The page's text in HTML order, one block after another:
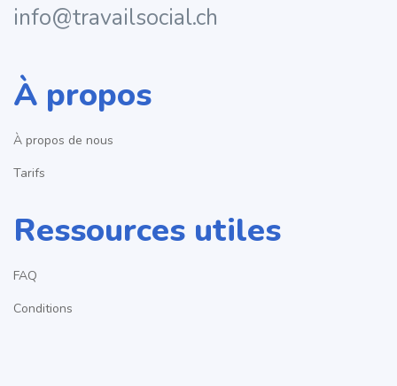
info@travailsocial.ch
À propos
À propos de nous
Tarifs
Ressources utiles
FAQ
Conditions